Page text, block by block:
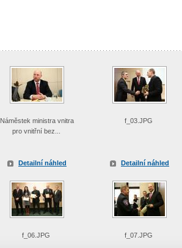
Náměstek ministra vnitra
pro vnitřní bez...
Detailní náhled
f_03.JPG
Detailní náhled
f_06.JPG f_07.JPG